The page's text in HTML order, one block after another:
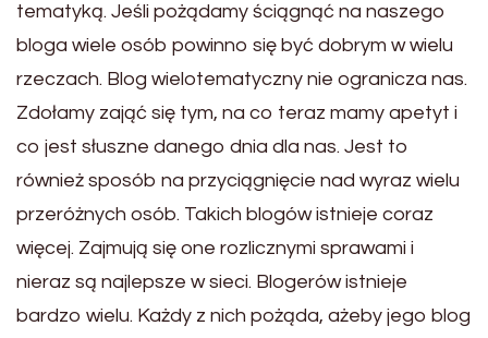
tematyką. Jeśli pożądamy ściągnąć na naszego
bloga wiele osób powinno się być dobrym w wielu
rzeczach. Blog wielotematyczny nie ogranicza nas.
Zdołamy zająć się tym, na co teraz mamy apetyt i
co jest słuszne danego dnia dla nas. Jest to
również sposób na przyciągnięcie nad wyraz wielu
przeróżnych osób. Takich blogów istnieje coraz
więcej. Zajmują się one rozlicznymi sprawami i
nieraz są najlepsze w sieci. Blogerów istnieje
bardzo wielu. Każdy z nich pożąda, ażeby jego blog